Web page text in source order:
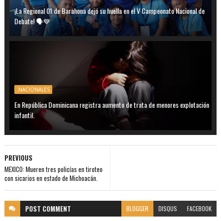
¡La Regional 01 de Barahona dejó su huella en el V Campeonato Nacional de
Debate! 🗣️💙
.NACIONALES
En República Dominicana registra aumento de trata de menores explotación
infantil.
PREVIOUS
MEXICO: Mueren tres policías en tiroteo
con sicarios en estado de Michoacán.
POST COMMENT BLOGGER DISQUS FACEBOOK